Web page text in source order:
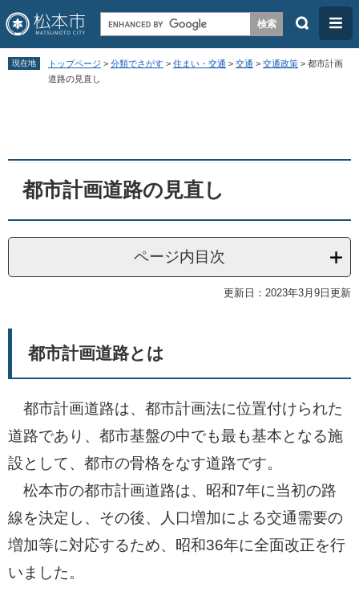
ペ
す
。
メ
し
て
検
メ
ニ
ュ
現在地 トップページ > 分類でさがす > 住まい・交通 > 交通 > 交通政策 > 都市計画
道路の見直し
都市計画道路の見直し
ページ内目次
更新日：2023年3月9日更新
都市計画道路とは
都市計画道路は、都市計画法に位置付けられた
道路であり、都市基盤の中でも最も基本となる施
設として、都市の骨格をなす道路です。
松本市の都市計画道路は、昭和7年に当初の路
線を決定し、その後、人口増加による交通需要の
増加等に対応するため、昭和36年に全面改正を行
いました。